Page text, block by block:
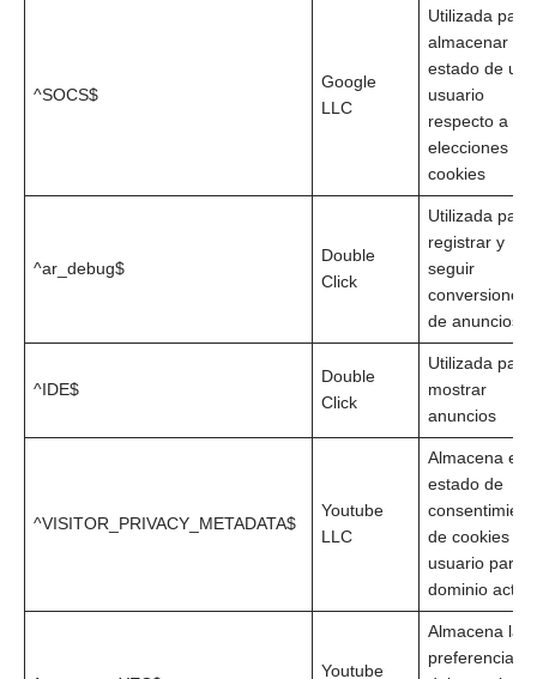
^SOCS$
Google
LLC
Utilizada para
almacenar el
estado de un
usuario
respecto a
elecciones de
cookies
^ar_debug$
Double
Click
Utilizada para
registrar y
seguir
conversiones
de anuncios
^IDE$
Double
Click
Utilizada para
mostrar
anuncios
^VISITOR_PRIVACY_METADATA$
Youtube
LLC
Almacena el
estado de
de cookies del
usuario para
dominio actual
Youtube
Almacena las
preferencias